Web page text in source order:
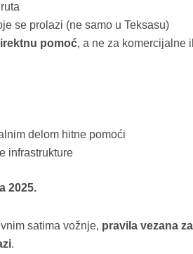
se prolazi (ne samo u Teksasu)
pomoć, a ne za komercijalne
delom hitne pomoći
infrastrukture
2025.
satima vožnje, pravila vezana
.